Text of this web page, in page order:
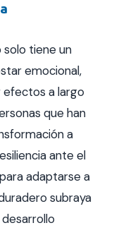
solo tiene un
emocional,
a largo
que han
a
ante el
adaptarse a
subraya